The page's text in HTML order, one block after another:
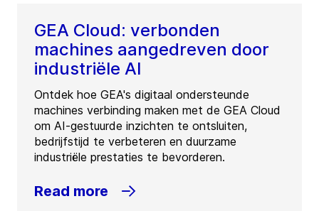
GEA Cloud: verbonden
machines aangedreven door
industriële AI
Ontdek hoe GEA's digitaal ondersteunde
machines verbinding maken met de GEA Cloud
om AI-gestuurde inzichten te ontsluiten,
bedrijfstijd te verbeteren en duurzame
industriële prestaties te bevorderen.
Read more